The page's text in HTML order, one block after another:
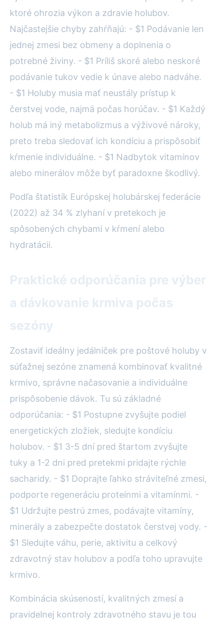
ktoré ohrozia výkon a zdravie holubov.
Najčastejšie chyby zahŕňajú: - $1 Podávanie len
jednej zmesi bez obmeny a doplnenia o
potrebné živiny. - $1 Príliš skoré alebo neskoré
podávanie tukov vedie k únave alebo nadváhe.
- $1 Holuby musia mať neustály prístup k
čerstvej vode, najmä počas horúčav. - $1 Každý
holub má iný metabolizmus a výživové nároky,
preto treba sledovať ich kondíciu a prispôsobiť
kŕmenie individuálne. - $1 Nadbytok vitamínov
alebo minerálov môže byť paradoxne škodlivý.
Podľa štatistík Európskej holubárskej federácie
(2022) až 34 % zlyhaní v pretekoch je
spôsobených chybami v kŕmení alebo
hydratácii.
Praktické odporúčania pre výber
a dávkovanie krmiva počas
sezóny
Zostaviť ideálny jedálniček pre poštové holuby v
súťažnej sezóne znamená kombinovať kvalitné
krmivo, správne načasovanie a individuálne
prispôsobenie dávok. Tu sú základné
odporúčania: - $1 Postupne zvyšujte podiel
energetických zložiek, sledujte kondíciu
holubov. - $1 3-5 dní pred štartom zvyšujte
tuky a 1-2 dni pred pretekmi pridajte rýchle
sacharidy. - $1 Doprajte ľahko stráviteľné zmesi,
podporte regeneráciu proteínmi a vitamínmi. -
$1 Udržujte pestrú zmes, podávajte vitamíny,
minerály a zabezpečte dostatok čerstvej vody. -
$1 Sledujte váhu, perie, aktivitu a celkový
zdravotný stav holubov a podľa toho upravujte
krmivo.
Kombinácia skúseností, kvalitných zmesí a
pravidelnej kontroly zdravotného stavu je tou